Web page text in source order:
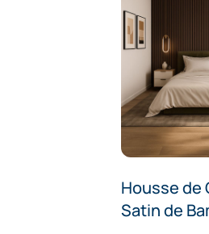
Housse de
Satin de